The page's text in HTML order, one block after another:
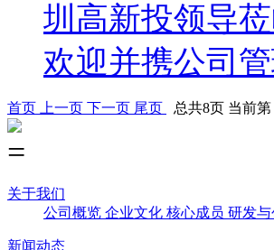
圳高新投领导
欢迎并携公司
首页 上一页 下一页 尾页 总共8页 当前第
关于我们
公司概览 企业文化 核心成员 研发
新闻动态